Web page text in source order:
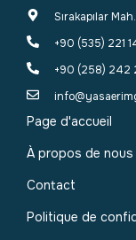
Sırakapılar
+90 (535) 221
+90 (258) 242
Page d'accueil
À propos de nous
Contact
Politique de